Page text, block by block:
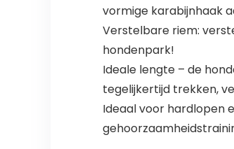
vormige karabijnhaak
Verstelbare riem:
hondenpark!
Ideale lengte – de
tegelijkertijd trekken,
Ideaal voor hardlopen